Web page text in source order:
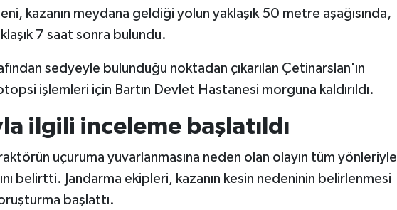
kazanın meydana geldiği yolun yaklaşık 50 metre aşağısında,
7 saat sonra bulundu.
sedyeyle bulunduğu noktadan çıkarılan Çetinarslan'ın
işlemleri için Bartın Devlet Hastanesi morguna kaldırıldı.
ilgili inceleme başlatıldı
uçuruma yuvarlanmasına neden olan olayın tüm yönleriyle
belirtti. Jandarma ekipleri, kazanın kesin nedeninin belirlenmesi
başlattı.